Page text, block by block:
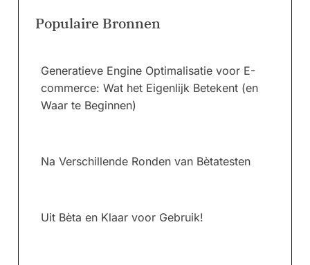
Populaire Bronnen
Generatieve Engine Optimalisatie voor E-
commerce: Wat het Eigenlijk Betekent (en
Waar te Beginnen)
Na Verschillende Ronden van Bètatesten
Uit Bèta en Klaar voor Gebruik!